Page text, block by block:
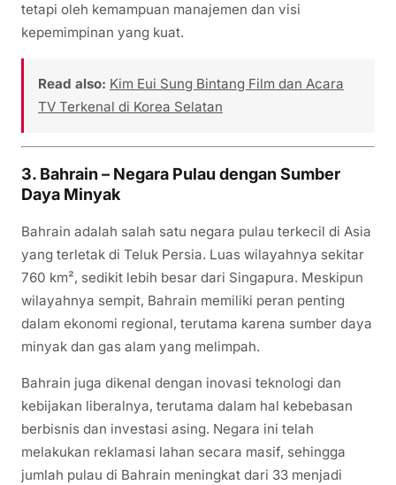
tetapi oleh kemampuan manajemen dan visi
kepemimpinan yang kuat.
Read also: Kim Eui Sung Bintang Film dan Acara
TV Terkenal di Korea Selatan
3. Bahrain – Negara Pulau dengan Sumber
Daya Minyak
Bahrain adalah salah satu negara pulau terkecil di Asia
yang terletak di Teluk Persia. Luas wilayahnya sekitar
760 km², sedikit lebih besar dari Singapura. Meskipun
wilayahnya sempit, Bahrain memiliki peran penting
dalam ekonomi regional, terutama karena sumber daya
minyak dan gas alam yang melimpah.
Bahrain juga dikenal dengan inovasi teknologi dan
kebijakan liberalnya, terutama dalam hal kebebasan
berbisnis dan investasi asing. Negara ini telah
melakukan reklamasi lahan secara masif, sehingga
jumlah pulau di Bahrain meningkat dari 33 menjadi